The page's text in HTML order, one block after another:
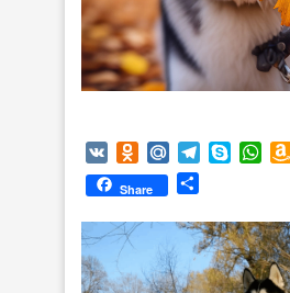
VK Odnoklassniki
Mail.RuTelegram
Skype
Share